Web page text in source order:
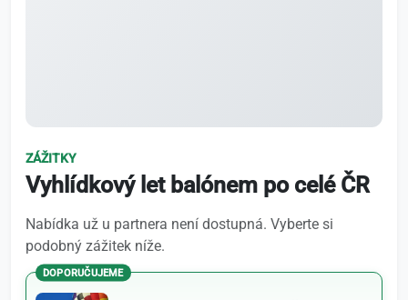
ZÁŽITKY
Vyhlídkový let balónem po celé ČR
Nabídka už u partnera není dostupná. Vyberte si
podobný zážitek níže.
DOPORUČUJEME